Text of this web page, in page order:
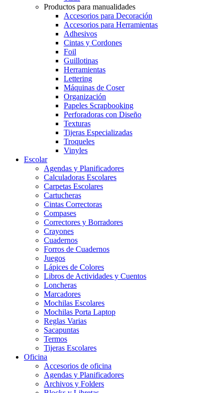
Productos para manualidades
Accesorios para Decoración
Accesorios para Herramientas
Adhesivos
Cintas y Cordones
Foil
Guillotinas
Herramientas
Lettering
Máquinas de Coser
Organización
Papeles Scrapbooking
Perforadoras con Diseño
Texturas
Tijeras Especializadas
Troqueles
Vinyles
Escolar
Agendas y Planificadores
Calculadoras Escolares
Carpetas Escolares
Cartucheras
Cintas Correctoras
Compases
Correctores y Borradores
Crayones
Cuadernos
Forros de Cuadernos
Juegos
Lápices de Colores
Libros de Actividades y Cuentos
Loncheras
Marcadores
Mochilas Escolares
Mochilas Porta Laptop
Reglas Varias
Sacapuntas
Termos
Tijeras Escolares
Oficina
Accesorios de oficina
Agendas y Planificadores
Archivos y Folders